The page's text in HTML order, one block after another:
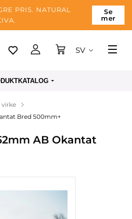
PRIS. NATURAL
Se
mer
SV
virke
Bred 500mm+
AB Okantat